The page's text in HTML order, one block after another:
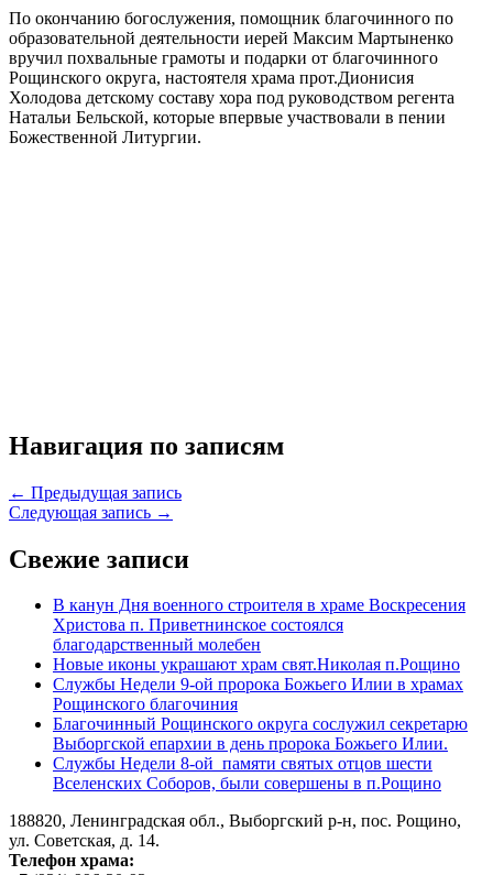
По окончанию богослужения, помощник благочинного по
образовательной деятельности иерей Максим Мартыненко
вручил похвальные грамоты и подарки от благочинного
Рощинского округа, настоятеля храма прот.Дионисия
Холодова детскому составу хора под руководством регента
Натальи Бельской, которые впервые участвовали в пении
Божественной Литургии.
Навигация по записям
← Предыдущая запись
Следующая запись →
Свежие записи
В канун Дня военного строителя в храме Воскресения
Христова п. Приветнинское состоялся
благодарственный молебен
Новые иконы украшают храм свят.Николая п.Рощино
Службы Недели 9-ой пророка Божьего Илии в храмах
Рощинского благочиния
Благочинный Рощинского округа сослужил секретарю
Выборгской епархии в день пророка Божьего Илии.
Службы Недели 8-ой памяти святых отцов шести
Вселенских Соборов, были совершены в п.Рощино
188820, Ленинградская обл., Выборгский р-н, пос. Рощино,
ул. Советская, д. 14.
Телефон храма: